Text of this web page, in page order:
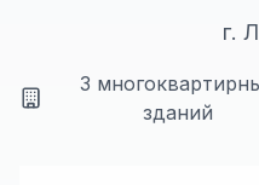
г.
3
зданий